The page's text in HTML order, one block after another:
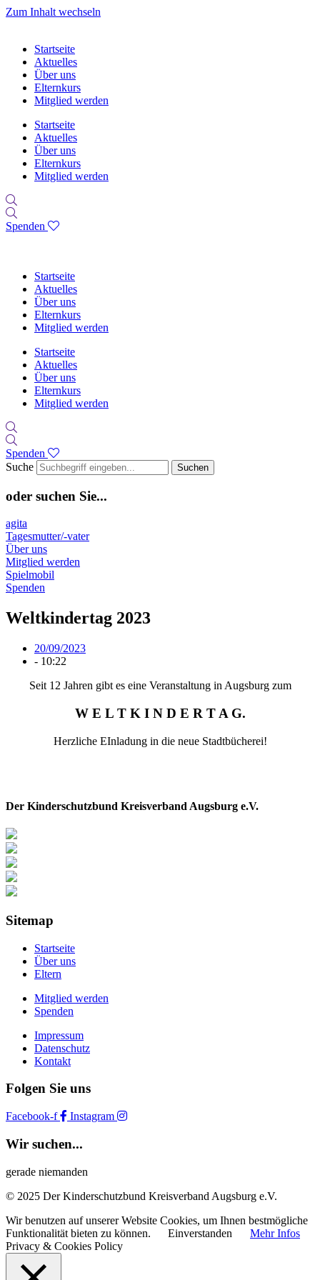
Zum Inhalt wechseln
Startseite
Aktuelles
Über uns
Elternkurs
Mitglied werden
Startseite
Aktuelles
Über uns
Elternkurs
Mitglied werden
Spenden
Startseite
Aktuelles
Über uns
Elternkurs
Mitglied werden
Startseite
Aktuelles
Über uns
Elternkurs
Mitglied werden
Spenden
Suche
Suchen
oder suchen Sie...
agita
Tagesmutter/-vater
Über uns
Mitglied werden
Spielmobil
Spenden
Weltkindertag 2023
20/09/2023
- 10:22
Seit 12 Jahren gibt es eine Veranstaltung in Augsburg zum
W E L T K I N D E R T A G.
Herzliche EInladung in die neue Stadtbücherei!
Der Kinderschutzbund Kreisverband Augsburg e.V.
Sitemap
Startseite
Über uns
Eltern
Mitglied werden
Spenden
Impressum
Datenschutz
Kontakt
Folgen Sie uns
Facebook-f Instagram
Wir suchen...
gerade niemanden
© 2025 Der Kinderschutzbund Kreisverband Augsburg e.V.
Wir benutzen auf unserer Website Cookies, um Ihnen bestmögliche
Funktionalität bieten zu können.
Einverstanden
Mehr Infos
Privacy & Cookies Policy